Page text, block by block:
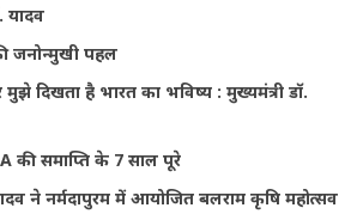
यादव
जनोन्मुखी पहल
मुझे दिखता है भारत का भविष्य : मुख्यमंत्री डॉ.
की समाप्ति के 7 साल पूरे
ने नर्मदापुरम में आयोजित बलराम कृषि महोत्सव